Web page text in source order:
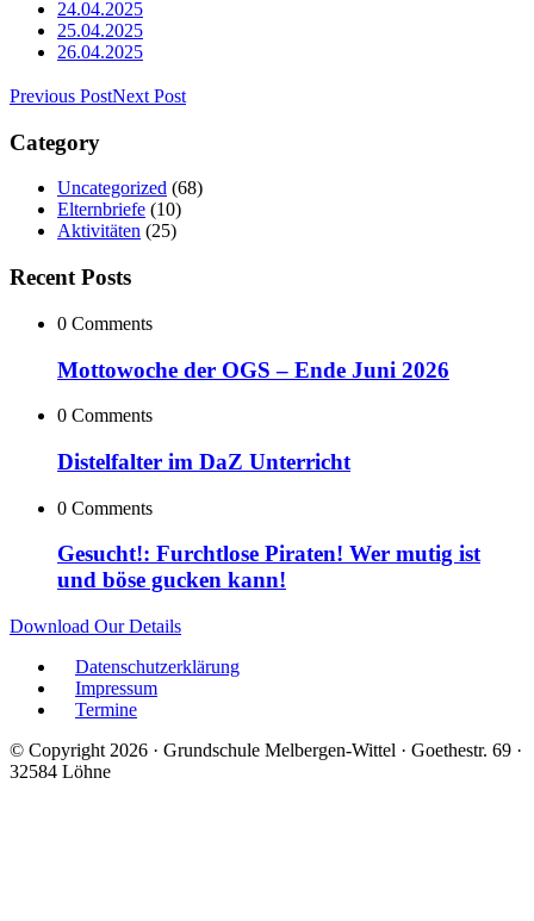
24.04.2025
25.04.2025
26.04.2025
Previous PostNext Post
Category
Uncategorized (68)
Elternbriefe (10)
Aktivitäten (25)
Recent Posts
0 Comments
Mottowoche der OGS – Ende Juni 2026
0 Comments
Distelfalter im DaZ Unterricht
0 Comments
Gesucht!: Furchtlose Piraten! Wer mutig ist
und böse gucken kann!
Download Our Details
Datenschutzerklärung
Impressum
Termine
© Copyright 2026 · Grundschule Melbergen-Wittel · Goethestr. 69 ·
32584 Löhne